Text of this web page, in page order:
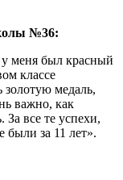
№36:
у меня был красный
классе
золотую медаль,
важно, как
За все те успехи,
были за 11 лет».